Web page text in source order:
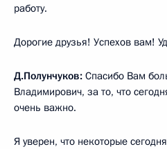
работу.
Дорогие друзья! Успехов вам!
Д.Полунчуков: Спасибо Вам
Владимирович, за то, что
очень важно.
Я уверен, что некоторые